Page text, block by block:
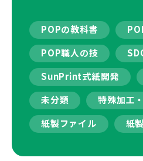
POPの教科書
POP職人の技
SunPrint式紙開発
未分類
特殊加工
紙製ファイル
紙